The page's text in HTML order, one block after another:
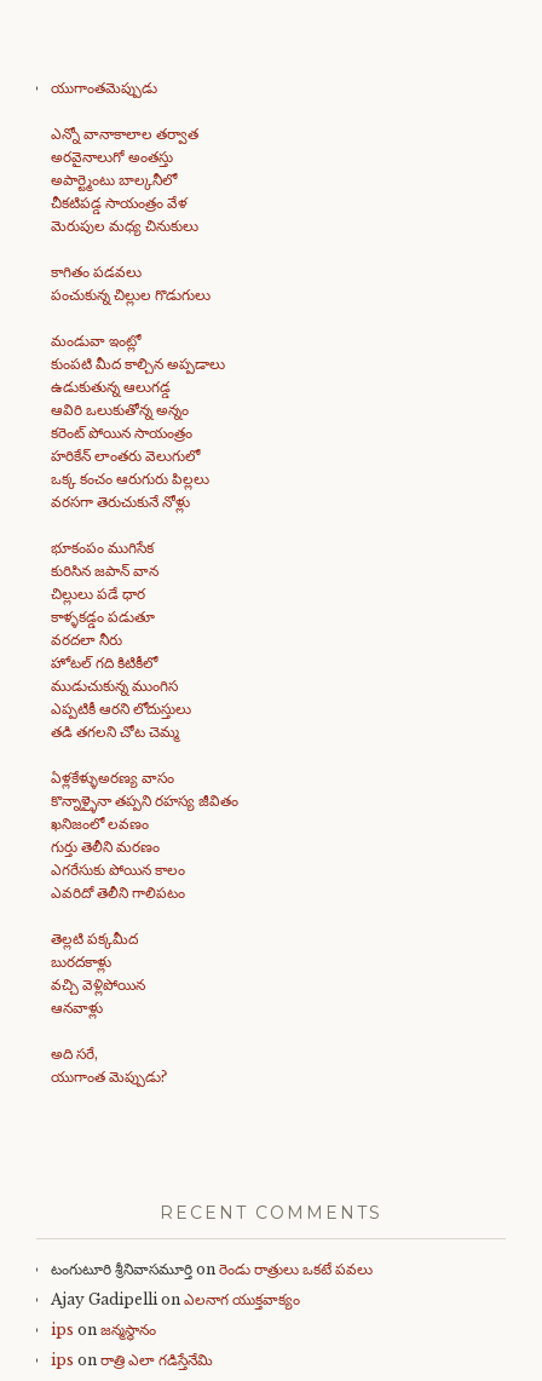
యుగాంతమెప్పుడు
ఎన్నో వానాకాలాల తర్వాత
అరవైనాలుగో అంతస్తు
అపార్ట్మెంటు బాల్కనీలో
చీకటిపడ్డ సాయంత్రం వేళ
మెరుపుల మధ్య చినుకులు
కాగితం పడవలు
పంచుకున్న చిల్లుల గొడుగులు
మండువా ఇంట్లో
కుంపటి మీద కాల్చిన అప్పడాలు
ఉడుకుతున్న ఆలుగడ్డ
ఆవిరి ఒలుకుతోన్న అన్నం
కరెంట్ పోయిన సాయంత్రం
హరికేన్ లాంతరు వెలుగులో
ఒక్క కంచం ఆరుగురు పిల్లలు
వరసగా తెరుచుకునే నోళ్లు
భూకంపం ముగిసేక
కురిసిన జపాన్ వాన
చిల్లులు పడే ధార
కాళ్ళకడ్డం పడుతూ
వరదలా నీరు
హోటల్ గది కిటికీలో
ముడుచుకున్న ముంగిస
ఎప్పటికీ ఆరని లోదుస్తులు
తడి తగలని చోట చెమ్మ
ఏళ్లకేళ్ళుఅరణ్య వాసం
కొన్నాళ్ళైనా తప్పని రహస్య జీవితం
ఖనిజంలో లవణం
గుర్తు తెలీని మరణం
ఎగరేసుకు పోయిన కాలం
ఎవరిదో తెలీని గాలిపటం
తెల్లటి పక్కమీద
బురదకాళ్లు
వచ్చి వెళ్లిపోయిన
ఆనవాళ్లు
అది సరే,
యుగాంత మెప్పుడు?
RECENT COMMENTS
టంగుటూరి శ్రీనివాసమూర్తి on రెండు రాత్రులు ఒకటే పవలు
Ajay Gadipelli on ఎలనాగ యుక్తవాక్యం
ips on జన్మస్థానం
ips on రాత్రి ఎలా గడిస్తేనేమి